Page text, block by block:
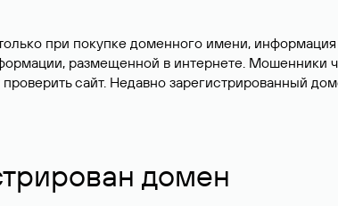
при покупке доменного имени,
размещенной в интернете. Мошенники
сайт. Недавно зарегистрированный
домен